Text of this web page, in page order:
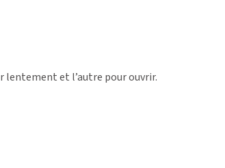
lentement et l’autre pour ouvrir.